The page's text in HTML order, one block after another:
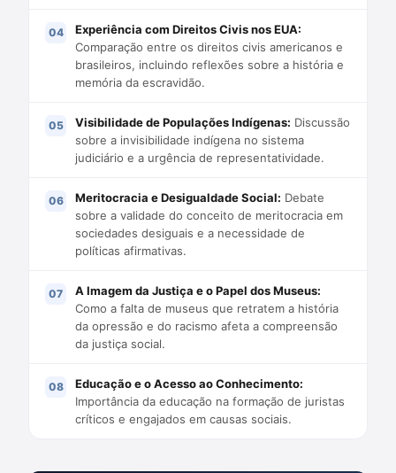
Experiência com Direitos Civis nos EUA:
Comparação entre os direitos civis americanos e
brasileiros, incluindo reflexões sobre a história e
memória da escravidão.
Visibilidade de Populações Indígenas: Discussão
sobre a invisibilidade indígena no sistema
judiciário e a urgência de representatividade.
Meritocracia e Desigualdade Social: Debate
sobre a validade do conceito de meritocracia em
sociedades desiguais e a necessidade de
políticas afirmativas.
A Imagem da Justiça e o Papel dos Museus:
Como a falta de museus que retratem a história
da opressão e do racismo afeta a compreensão
da justiça social.
Educação e o Acesso ao Conhecimento:
Importância da educação na formação de juristas
críticos e engajados em causas sociais.